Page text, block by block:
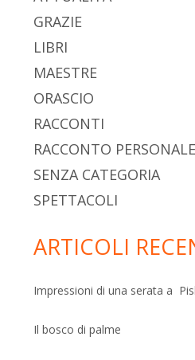
principale
GRAZIE
LIBRI
MAESTRE
ORASCIO
RACCONTI
RACCONTO PERSONALE
SENZA CATEGORIA
SPETTACOLI
ARTICOLI
Impressioni di una serata a
Il bosco di palme